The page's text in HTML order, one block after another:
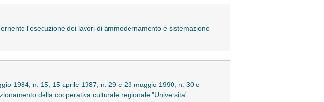
l'esecuzione dei lavori di ammodernamento e sistemazione
1984, n. 15, 15 aprile 1987, n. 29 e 23 maggio 1990, n. 30 e
della cooperativa culturale regionale "Universita'